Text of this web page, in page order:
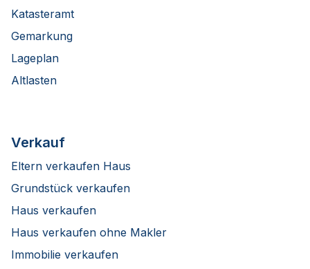
Katasteramt
Gemarkung
Lageplan
Altlasten
Verkauf
Eltern verkaufen Haus
Grundstück verkaufen
Haus verkaufen
Haus verkaufen ohne Makler
Immobilie verkaufen